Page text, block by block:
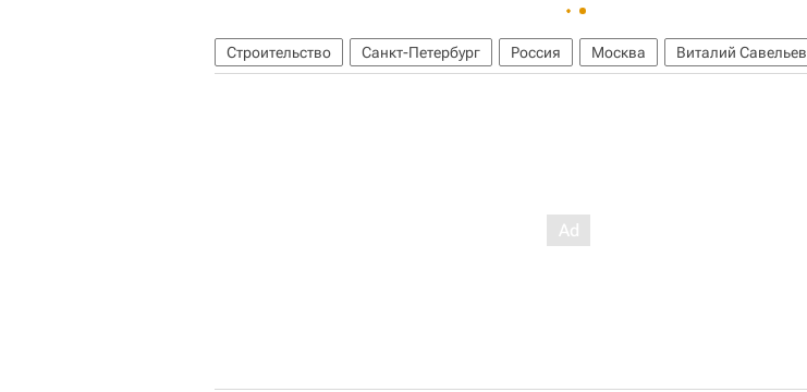
Строительство Санкт-Петербург Россия Москва Виталий Савельев